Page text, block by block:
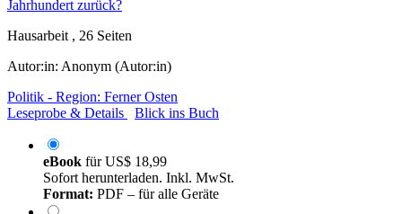
Hausarbeit , 26 Seiten
Autor:in: Anonym (Autor:in)
Politik - Region: Ferner Osten
Leseprobe & Details
Blick ins Buch
eBook fürUS$ 18,99
Sofort herunterladen. Inkl. MwSt.
Format: PDF – für alle Geräte